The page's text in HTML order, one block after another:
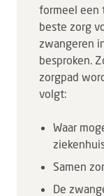
formeel een
beste zorg
zwangeren
besproken.
zorgpad
volgt:
Waar
Samen
De